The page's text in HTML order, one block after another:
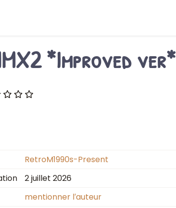
*Improved ver*
RetroM1990s-Present
2 juillet 2026
mentionner l′auteur